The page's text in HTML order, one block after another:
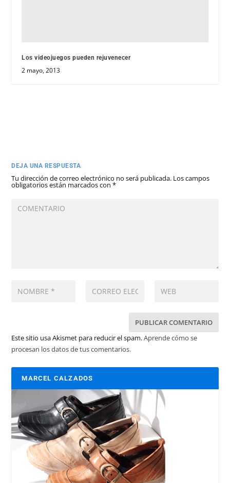
Los videojuegos pueden rejuvenecer
2 mayo, 2013
DEJA UNA RESPUESTA
Tu dirección de correo electrónico no será publicada. Los campos
obligatorios están marcados con*
Este sitio usa Akismet para reducir el spam.Aprende cómo se
procesan los datos de tus comentarios.
MARCEL CALZADOS